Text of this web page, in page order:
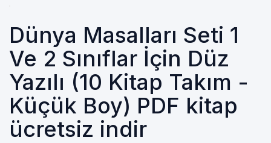
Dünya Masalları Seti 1
Ve 2 Sınıflar İçin Düz
Yazılı (10 Kitap Takım -
Küçük Boy) PDF kitap
ücretsiz indir